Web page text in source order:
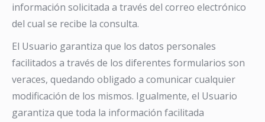
información solicitada a través del correo electrónico
del cual se recibe la consulta.
El Usuario garantiza que los datos personales
facilitados a través de los diferentes formularios son
veraces, quedando obligado a comunicar cualquier
modificación de los mismos. Igualmente, el Usuario
garantiza que toda la información facilitada